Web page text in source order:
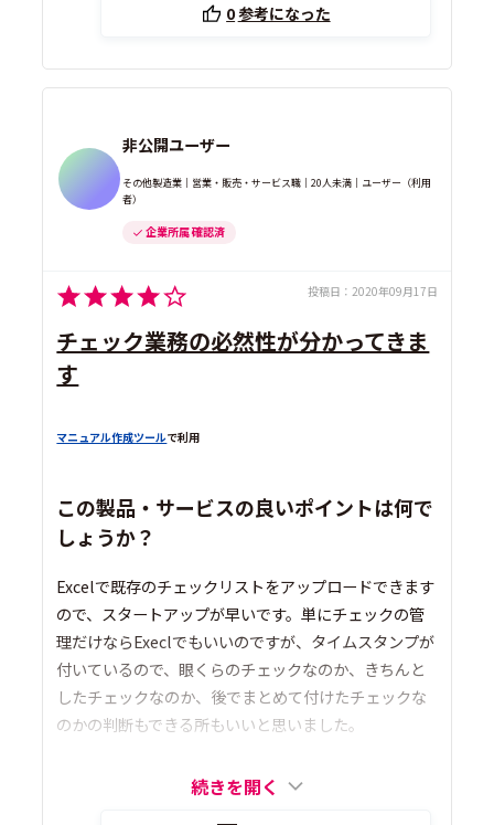
0参考になった
非公開ユーザー
その他製造業｜営業・販売・サービス職｜20人未満｜ユーザー（利用
者）
企業所属 確認済
投稿日： 2020年09月17日
チェック業務の必然性が分かってきま
す
マニュアル作成ツールで利用
この製品・サービスの良いポイントは何で
しょうか？
Excelで既存のチェックリストをアップロードできます
ので、スタートアップが早いです。単にチェックの管
理だけならExeclでもいいのですが、タイムスタンプが
付いているので、眼くらのチェックなのか、きちんと
したチェックなのか、後でまとめて付けたチェックな
のかの判断もできる所もいいと思いました。
続きを開く